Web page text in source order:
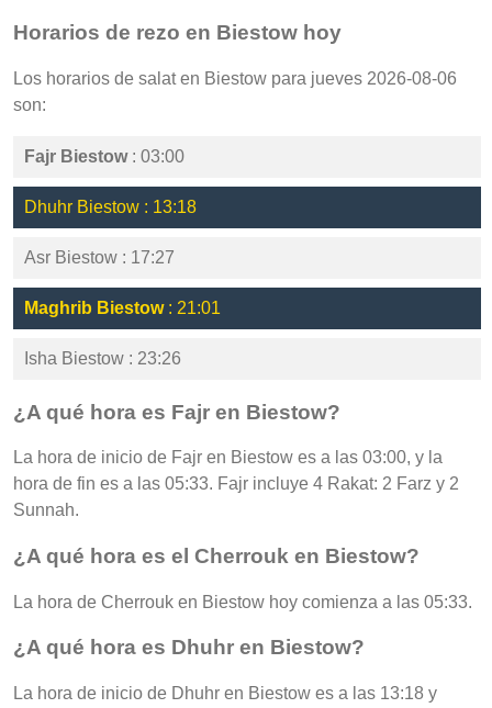
Horarios de rezo en Biestow hoy
Los horarios de salat en Biestow para jueves 2026-08-06
son:
Fajr Biestow: 03:00
Dhuhr Biestow : 13:18
Asr Biestow : 17:27
Maghrib Biestow: 21:01
Isha Biestow : 23:26
¿A qué hora es Fajr en Biestow?
La hora de inicio de Fajr en Biestow es a las 03:00, y la
hora de fin es a las 05:33. Fajr incluye 4 Rakat: 2 Farz y 2
Sunnah.
¿A qué hora es el Cherrouk en Biestow?
La hora de Cherrouk en Biestow hoy comienza a las 05:33.
¿A qué hora es Dhuhr en Biestow?
La hora de inicio de Dhuhr en Biestow es a las 13:18 y